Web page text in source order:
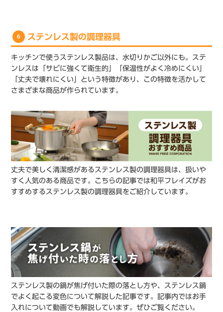
6 ステンレス製の調理器具
キッチンで使うステンレス製品は、水切りかご以外にも。ステ
ンレスは「サビに強くて衛生的」「保温性がよく冷めにくい」
「丈夫で壊れにくい」という特徴があり、この特徴を活かして
さまざまな商品が作られています。
丈夫で美しく清潔感があるステンレス製の調理器具は、扱いや
すく人気のある商品です。こちらの記事では和平フレイズがお
すすめするステンレス製の調理器具をご紹介しています。
ステンレス製の鍋が焦げ付いた際の落とし方や、ステンレス鍋
でよく起こる変色について解説した記事です。記事内ではお手
入れについて動画でも解説しています。ぜひご覧ください。